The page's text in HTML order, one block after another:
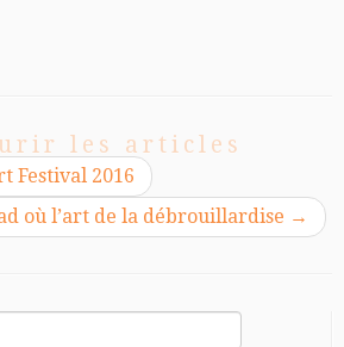
les articles
Festival 2016
où l’art de la débrouillardise →